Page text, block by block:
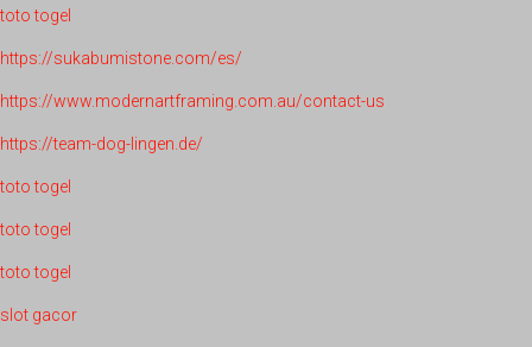
toto togel
https://sukabumistone.com/es/
https://www.modernartframing.com.au/contact-us
https://team-dog-lingen.de/
toto togel
toto togel
toto togel
slot gacor